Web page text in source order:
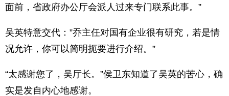
面前，省政府办公厅会派人过来专门联系此事。”
吴英特意交代：”乔主任对国有企业很有研究，若是情
况允许，你可以简明扼要进行介绍。”
“太感谢您了，吴厅长。”侯卫东知道了吴英的苦心，确
实是发自内心地感谢。